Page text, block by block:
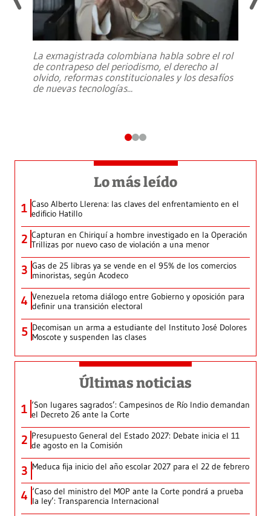
La exmagistrada colombiana habla sobre el rol
de contrapeso del periodismo, el derecho al
olvido, reformas constitucionales y los desafíos
de nuevas tecnologías...
Lo más leído
1 Caso Alberto Llerena: las claves del enfrentamiento en el
edificio Hatillo
2 Capturan en Chiriquí a hombre investigado en la Operación
Trillizas por nuevo caso de violación a una menor
3 Gas de 25 libras ya se vende en el 95% de los comercios
minoristas, según Acodeco
4 Venezuela retoma diálogo entre Gobierno y oposición para
definir una transición electoral
5 Decomisan un arma a estudiante del Instituto José Dolores
Moscote y suspenden las clases
Últimas noticias
1 ‘Son lugares sagrados’: Campesinos de Río Indio demandan
el Decreto 26 ante la Corte
2 Presupuesto General del Estado 2027: Debate inicia el 11
de agosto en la Comisión
3 Meduca fija inicio del año escolar 2027 para el 22 de febrero
4 ‘Caso del ministro del MOP ante la Corte pondrá a prueba
la ley’: Transparencia Internacional